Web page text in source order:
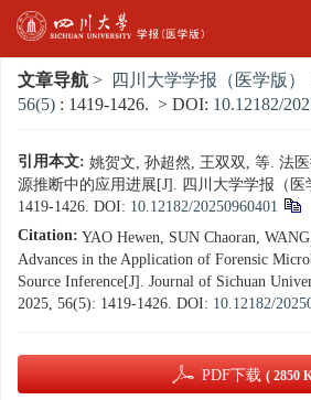
文章导航 > 四川大学学报（医学版）
56(5) : 1419-1426. > DOI: 10.12182/
引用本文: 姚贺文, 孙超然, 王双双, 等. 法
源推断中的应用进展[J]. 四川大学学报（医
1419-1426. DOI: 10.12182/20250960401
Citation: YAO Hewen, SUN Chaoran,
Advances in the Application of Forensic
Source Inference[J]. Journal of Sichuan
2025, 56(5): 1419-1426. DOI: 10.12182/
PDF下载 ( 2850